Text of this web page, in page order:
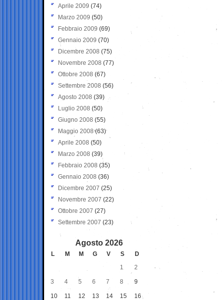
Aprile 2009 (74)
Marzo 2009 (50)
Febbraio 2009 (69)
Gennaio 2009 (70)
Dicembre 2008 (75)
Novembre 2008 (77)
Ottobre 2008 (67)
Settembre 2008 (56)
Agosto 2008 (39)
Luglio 2008 (50)
Giugno 2008 (55)
Maggio 2008(63)
Aprile 2008 (50)
Marzo 2008 (39)
Febbraio 2008 (35)
Gennaio 2008 (36)
Dicembre 2007 (25)
Novembre 2007 (22)
Ottobre 2007 (27)
Settembre 2007 (23)
Agosto 2026
L M M G V S
D
1
2
3 4 5 6 7 8 9
10 11 12 13 14 15 16